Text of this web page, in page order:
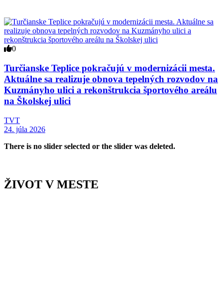
0
Turčianske Teplice pokračujú v modernizácii mesta.
Aktuálne sa realizuje obnova tepelných rozvodov na
Kuzmányho ulici a rekonštrukcia športového areálu
na Školskej ulici
TVT
24. júla 2026
There is no slider selected or the slider was deleted.
ŽIVOT V MESTE